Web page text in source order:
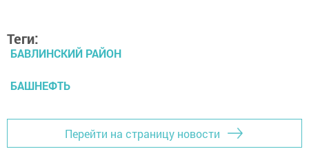
Теги:
БАВЛИНСКИЙ РАЙОН
БАШНЕФТЬ
Перейти на страницу новости